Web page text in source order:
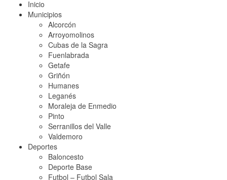
Inicio
Municipios
Alcorcón
Arroyomolinos
Cubas de la Sagra
Fuenlabrada
Getafe
Griñón
Humanes
Leganés
Moraleja de Enmedio
Pinto
Serranillos del Valle
Valdemoro
Deportes
Baloncesto
Deporte Base
Futbol – Futbol Sala